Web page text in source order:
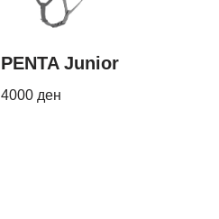
PENTA Junior
4000 ден